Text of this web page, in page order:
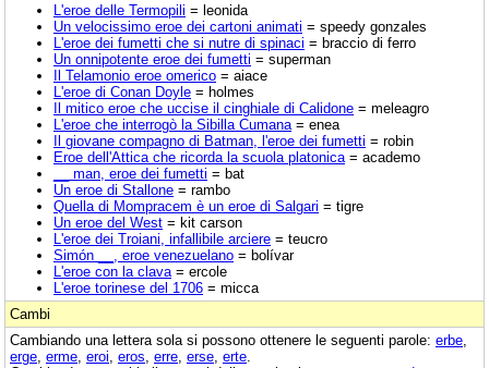
L'eroe delle Termopili = leonida
Un velocissimo eroe dei cartoni animati = speedy gonzales
L'eroe dei fumetti che si nutre di spinaci = braccio di ferro
Un onnipotente eroe dei fumetti = superman
Il Telamonio eroe omerico = aiace
L'eroe di Conan Doyle = holmes
Il mitico eroe che uccise il cinghiale di Calidone = meleagro
L'eroe che interrogò la Sibilla Cumana = enea
Il giovane compagno di Batman, l'eroe dei fumetti = robin
Eroe dell'Attica che ricorda la scuola platonica = academo
__ man, eroe dei fumetti = bat
Un eroe di Stallone = rambo
Quella di Mompracem è un eroe di Salgari = tigre
Un eroe del West = kit carson
L'eroe dei Troiani, infallibile arciere = teucro
Simón __, eroe venezuelano = bolívar
L'eroe con la clava = ercole
L'eroe torinese del 1706 = micca
Cambi
Cambiando una lettera sola si possono ottenere le seguenti parole: erbe
erge erme eroi eros erre erse erte